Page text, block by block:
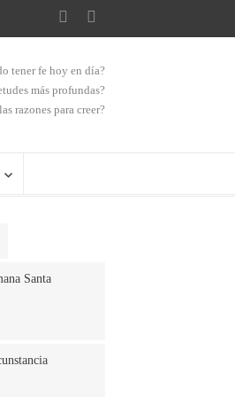
tener fe hoy en día?
más profundas?
razones para creer?
Santa